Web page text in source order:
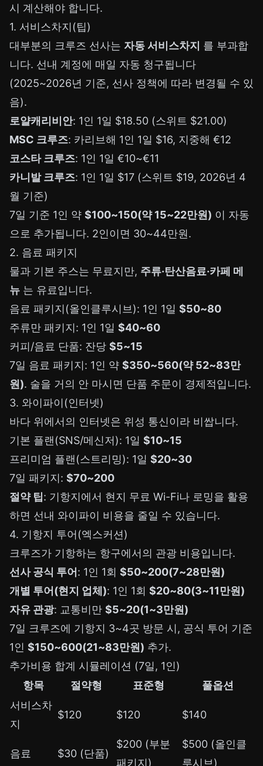
시 계산해야 합니다.
1. 서비스차지(팁)
대부분의 크루즈 선사는 자동 서비스차지 를 부과합
니다. 선내 계정에 매일 자동 청구됩니다
(2025~2026년 기준, 선사 정책에 따라 변경될 수 있
음).
로얄캐리비안: 1인 1일 $18.50 (스위트 $21.00)
MSC 크루즈: 카리브해 1인 1일 $16, 지중해 €12
코스타 크루즈: 1인 1일 €10~€11
카니발 크루즈: 1인 1일 $17 (스위트 $19, 2026년 4
월 기준)
7일 기준 1인 약 $100~150(약 15~22만원) 이 자동
으로 추가됩니다. 2인이면 30~44만원.
2. 음료 패키지
물과 기본 주스는 무료지만, 주류·탄산음료·카페 메
뉴 는 유료입니다.
음료 패키지(올인클루시브): 1인 1일 $50~80
주류만 패키지: 1인 1일 $40~60
커피/음료 단품: 잔당 $5~15
7일 음료 패키지: 1인 약 $350~560(약 52~83만
원). 술을 거의 안 마시면 단품 주문이 경제적입니다.
3. 와이파이(인터넷)
바다 위에서의 인터넷은 위성 통신이라 비쌉니다.
기본 플랜(SNS/메신저): 1일 $10~15
프리미엄 플랜(스트리밍): 1일 $20~30
7일 패키지: $70~200
절약 팁: 기항지에서 현지 무료 Wi-Fi나 로밍을 활용
하면 선내 와이파이 비용을 줄일 수 있습니다.
4. 기항지 투어(엑스커션)
크루즈가 기항하는 항구에서의 관광 비용입니다.
선사 공식 투어 : 1인 1회 $50~200(7~28만원)
개별 투어(현지 업체): 1인 1회 $20~80(3~11만원)
자유 관광: 교통비만 $5~20(1~3만원)
7일 크루즈에 기항지 3~4곳 방문 시, 공식 투어 기준
1인 $150~600(21~83만원) 추가.
추가비용 합계 시뮬레이션 (7일, 1인)
항목
절약형 표준형
풀옵션
서비스차
지
$120 $120 $140
음료 $30 (단품)
$200 (부분
패키지)
$500 (올인클
루시브)